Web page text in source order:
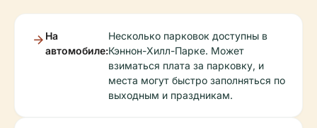
На
автомобиле:
Несколько парковок доступны в
Кэннон-Хилл-Парке. Может
взиматься плата за парковку, и
места могут быстро заполняться по
выходным и праздникам.